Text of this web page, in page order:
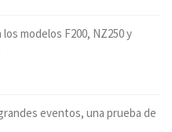
modelos F200, NZ250 y
eventos, una prueba de